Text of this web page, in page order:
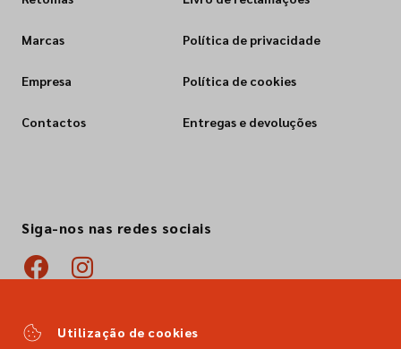
Marcas
Empresa
Contactos
Política de privacidade
Política de cookies
Entregas e devoluções
Siga-nos nas redes sociais
Utilização de cookies